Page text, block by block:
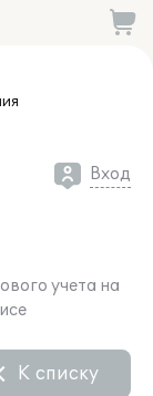
Вход
учета на
К списку